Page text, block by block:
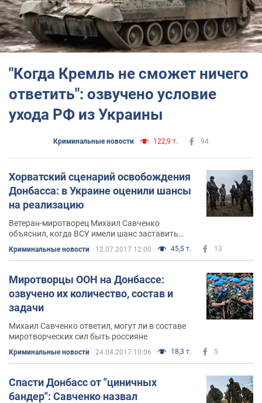
"Когда Кремль не сможет ничего
ответить": озвучено условие
ухода РФ из Украины
Криминальные новости 122,9 т. 94
Хорватский сценарий освобождения
Донбасса: в Украине оценили шансы
на реализацию
Ветеран-миротворец Михаил Савченко
объяснил, когда ВСУ имели шанс заставить
Криминальные новости 12.07.2017 12:00 45,5 т. 13
Миротворцы ООН на Донбассе:
озвучено их количество, состав и
задачи
Михаил Савченко ответил, могут ли в составе
миротворческих сил быть россияне
Криминальные новости 24.04.2017 10:06 18,3 т. 5
Спасти Донбасс от "циничных
бандер": Савченко назвал